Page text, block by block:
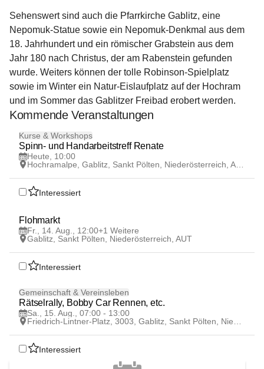
Sehenswert sind auch die Pfarrkirche Gablitz, eine
Nepomuk-Statue sowie ein Nepomuk-Denkmal aus dem
18. Jahrhundert und ein römischer Grabstein aus dem
Jahr 180 nach Christus, der am Rabenstein gefunden
wurde. Weiters können der tolle Robinson-Spielplatz
sowie im Winter ein Natur-Eislaufplatz auf der Hochram
und im Sommer das Gablitzer Freibad erobert werden.
Kommende Veranstaltungen
7
AUG
Kurse & Workshops
Spinn- und Handarbeitstreff Renate
Heute, 10:00
Interessiert
14
AUG
Flohmarkt
Fr., 14. Aug., 12:00+1 Weitere
Gablitz, Sankt Pölten, Niederösterreich, AUT
Interessiert
15
AUG
Gemeinschaft & Vereinsleben
Rätselrally, Bobby Car Rennen, etc.
Sa., 15. Aug., 07:00 - 13:00
Interessiert